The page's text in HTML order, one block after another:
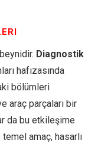
Diagnostik
hafızasında
bölümleri
araç parçaları bir
da bu etkileşime
temel amaç, hasarlı